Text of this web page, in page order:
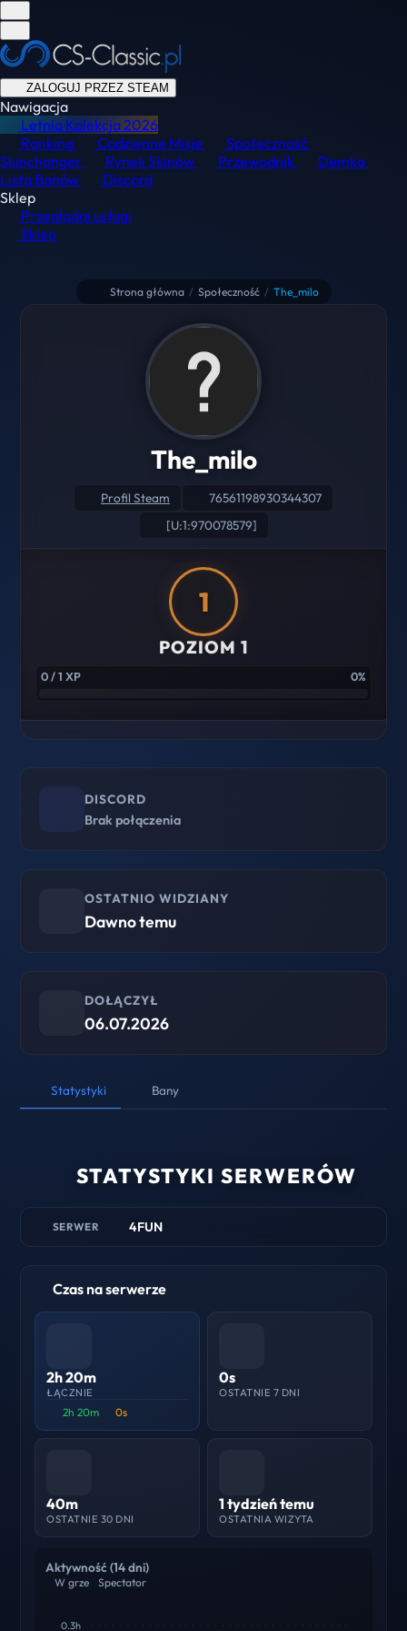
ZALOGUJ PRZEZ STEAM
Nawigacja
Letnia Kolekcja2026
Ranking
Codzienne Misje
Społeczność
Skinchanger
Rynek Skinów Przewodnik
Demka
Lista Banów
Discord
Sklep
Przeglądaj usługi
Sklep
Strona główna / Społeczność / The_milo
The_milo
Profil Steam
76561198930344307
[U:1:970078579]
1
POZIOM 1
0 / 1 XP 0%
DISCORD
Brak połączenia
OSTATNIO WIDZIANY
Dawno temu
DOŁĄCZYŁ
06.07.2026
Statystyki Bany
STATYSTYKI SERWERÓW
SERWER 4FUN
Czas na serwerze
2h 20m
ŁĄCZNIE
2h 20m 0s
0s
OSTATNIE 7 DNI
40m
OSTATNIE 30 DNI
1 tydzień temu
OSTATNIA WIZYTA
Aktywność (14 dni)
W grze Spectator
0.3h